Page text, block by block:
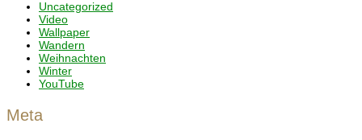
Uncategorized
Video
Wallpaper
Wandern
Weihnachten
Winter
YouTube
Meta